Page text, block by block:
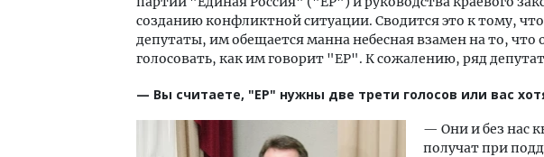
созданию конфликтной ситуации. Сводится это к тому,
депутаты, им обещается манна небесная взамен на то, что
голосовать, как им говорит "ЕР". К сожалению, ряд
— Вы считаете, "ЕР" нужны две трети голосов или вас
— Они и без нас
получат при